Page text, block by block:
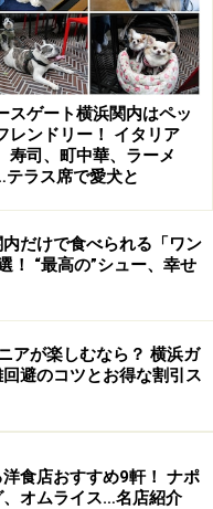
スゲート横浜関内はペッ
レンドリー！ イタリア
寿司、町中華、ラーメ
テラス席で愛犬と
だけで食べられる「ワン
！ “最高の”シュー、幸せ
アが楽しむなら？ 横浜ガ
避のコツとお得な割引ス
食店おすすめ9軒！ ナポ
、オムライス…名店紹介